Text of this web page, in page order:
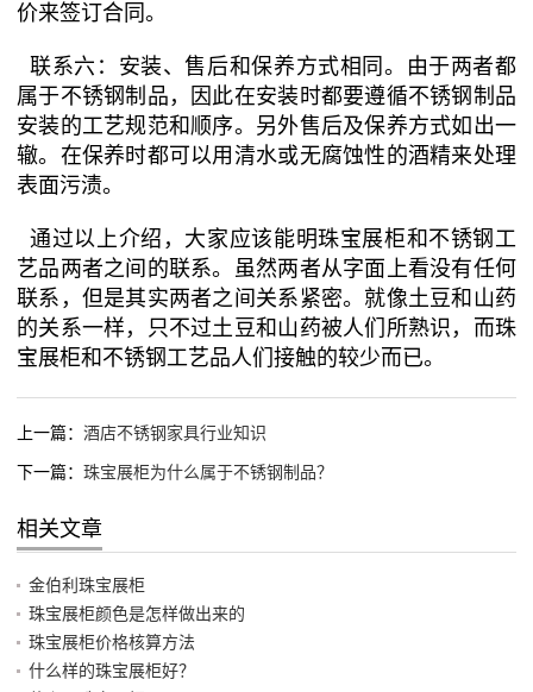
价来签订合同。
联系六：安装、售后和保养方式相同。由于两者都
属于不锈钢制品，因此在安装时都要遵循不锈钢制品
安装的工艺规范和顺序。另外售后及保养方式如出一
辙。在保养时都可以用清水或无腐蚀性的酒精来处理
表面污渍。
通过以上介绍，大家应该能明珠宝展柜和不锈钢工
艺品两者之间的联系。虽然两者从字面上看没有任何
联系，但是其实两者之间关系紧密。就像土豆和山药
的关系一样，只不过土豆和山药被人们所熟识，而珠
宝展柜和不锈钢工艺品人们接触的较少而已。
上一篇： 酒店不锈钢家具行业知识
下一篇： 珠宝展柜为什么属于不锈钢制品？
相关文章
金伯利珠宝展柜
珠宝展柜颜色是怎样做出来的
珠宝展柜价格核算方法
什么样的珠宝展柜好？